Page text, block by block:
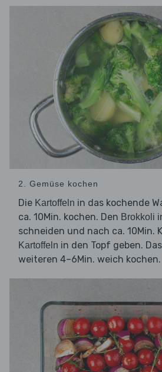
2. Gemüse kochen
Die Kartoffeln in das kochende
ca. 10Min. kochen. Den Brokkoli
schneiden und nach ca. 10Min.
Kartoffeln in den Topf geben. Das
weiteren 4–6Min. weich kochen.